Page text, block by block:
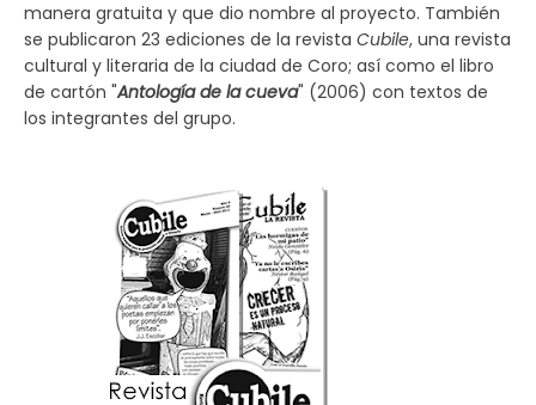
manera gratuita y que dio nombre al proyecto. También
se publicaron 23 ediciones de la revista Cubile, una revista
cultural y literaria de la ciudad de Coro; así como el libro
de cartón "Antología de la cueva" (2006) con textos de
los integrantes del grupo.